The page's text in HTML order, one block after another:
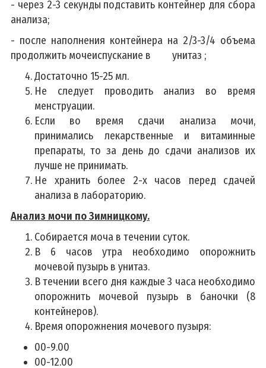
- через 2-3 секунды подставить контейнер для сбора
анализа;
- после наполнения контейнера на 2/3-3/4 объема
продолжить мочеиспускание в унитаз ;
Достаточно 15-25 мл.
Не следует проводить анализ во время
менструации.
Если во время сдачи анализа мочи,
принимались лекарственные и витаминные
препараты, то за день до сдачи анализов их
лучше не принимать.
Не хранить более 2-х часов перед сдачей
анализа в лабораторию.
Анализ мочи по Зимницкому.
Собирается моча в течении суток.
В 6 часов утра необходимо опорожнить
мочевой пузырь в унитаз.
В течении всего дня каждые 3 часа необходимо
опорожнить мочевой пузырь в баночки (8
контейнеров).
Время опорожнения мочевого пузыря:
00-9.00
00-12.00